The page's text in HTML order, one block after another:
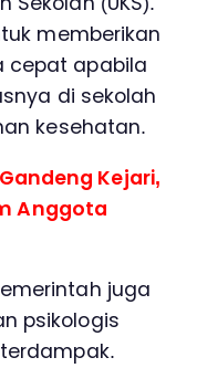
memberikan
cepat apabila
di sekolah
kesehatan.
Kejari,
Anggota
juga
psikologis